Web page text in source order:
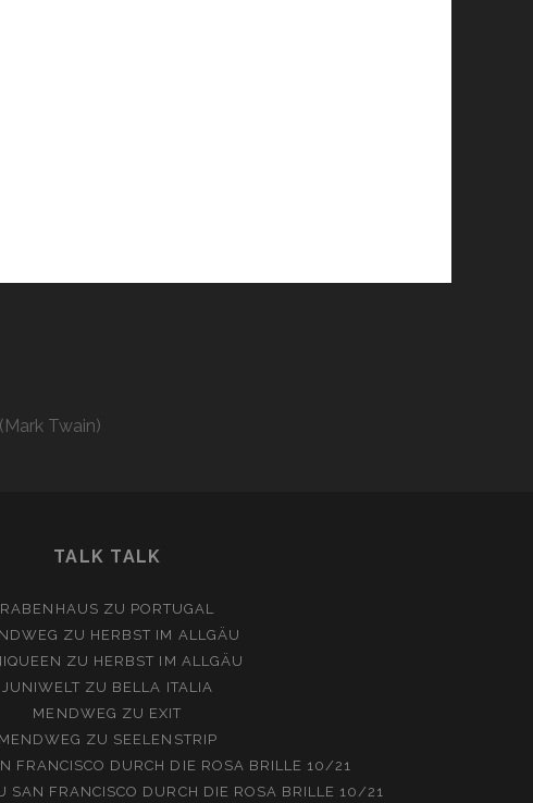
Twain)
TALK TALK
RABENHAUS ZU PORTUGAL
ZU HERBST IM ALLGÄU
ZU HERBST IM ALLGÄU
JUNIWELT ZU BELLA ITALIA
MENDWEG ZU EXIT
MENDWEG ZU SEELENSTRIP
FRANCISCO DURCH DIE ROSA BRILLE 10/21
SAN FRANCISCO DURCH DIE ROSA BRILLE 10/21